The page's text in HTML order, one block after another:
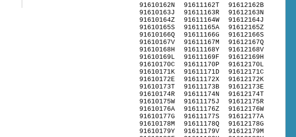
91610162N
91610163J
91610164Z
91610165S
91610166Q
91610167V
91610168H
91610169L
91610170C
91610171K
91610172E
91610173T
91610174R
91610175W
91610176A
91610177G
91610178M
91610179Y
91611162T
91611163R
91611164W
91611165A
91611166G
91611167M
91611168Y
91611169F
91611170P
91611171D
91611172X
91611173B
91611174N
91611175J
91611176Z
91611177S
91611178Q
91611179V
91612162B
91612163N
91612164J
91612165Z
91612166S
91612167Q
91612168V
91612169H
91612170L
91612171C
91612172K
91612173E
91612174T
91612175R
91612176W
91612177A
91612178G
91612179M